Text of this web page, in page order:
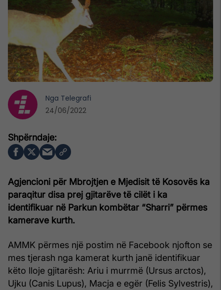
Agjencioni për Mbrojtjen e Mjedisit të Kosovës ka
paraqitur disa prej gjitarëve të cilët i ka
identifikuar në Parkun kombëtar “Sharri” përmes
kamerave kurth.
AMMK përmes një postim në Facebook njofton se
mes tjerash nga kamerat kurth janë identifikuar
këto lloje gjitarësh: Ariu i murrmë (Ursus arctos),
Ujku (Canis Lupus), Macja e egër (Felis Sylvestris),
Nga Telegrafi
24/06/2022